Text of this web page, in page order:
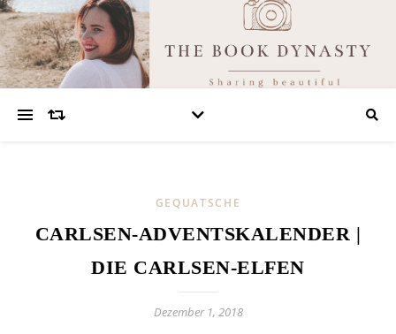
GEQUATSCHE
CARLSEN-ADVENTSKALENDER |
DIE CARLSEN-ELFEN
Dezember 1, 2018